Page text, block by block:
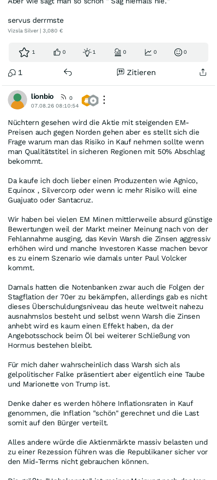
servus derrmste
Vizsla Silver | 3,080 €
1 0 1 0 0 0
1 Zitieren
lionbio
0
07.08.26 08:10:54
Nüchtern gesehen wird die Aktie mit steigenden EM-
Preisen auch gegen Norden gehen aber es stellt sich die
Frage warum man das Risiko in Kauf nehmen sollte wenn
man Qualitätstitel in sicheren Regionen mit 50% Abschlag
bekommt.
Da kaufe ich doch lieber einen Produzenten wie Agnico,
Equinox , Silvercorp oder wenn ic mehr Risiko will eine
Guajuato oder Santacruz.
Wir haben bei vielen EM Minen mittlerweile absurd günstige
Bewertungen weil der Markt meiner Meinung nach von der
Fehlannahme ausging, das Kevin Warsh die Zinsen aggressiv
erhöhen wird und manche Investoren Kasse machen bevor
es zu einem Szenario wie damals unter Paul Volcker
kommt.
Damals hatten die Notenbanken zwar auch die Folgen der
Stagflation der 70er zu bekämpfen, allerdings gab es nicht
dieses Überschuldungsniveau das heute weltweit nahezu
ausnahmslos besteht und selbst wenn Warsh die Zinsen
anhebt wird es kaum einen Effekt haben, da der
Angebotsschock beim Öl bei weiterer Schließung von
Hormus bestehen bleibt.
Für mich daher wahrscheinlich dass Warsh sich als
gelpolitischer Falke präsentiert aber eigentlich eine Taube
und Marionette von Trump ist.
Denke daher es werden höhere Inflationsraten in Kauf
genommen, die Inflation "schön" gerechnet und die Last
somit auf den Bürger verteilt.
Alles andere würde die Aktienmärkte massiv belasten und
zu einer Rezession führen was die Republikaner sicher vor
den Mid-Terms nicht gebrauchen können.